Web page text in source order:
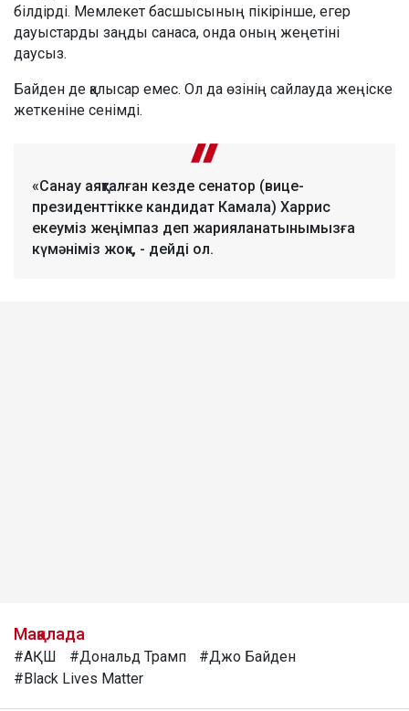
білдірді. Мемлекет басшысының пікірінше, егер
дауыстарды заңды санаса, онда оның жеңетіні
даусыз.
Байден де қалысар емес. Ол да өзінің сайлауда жеңіске
жеткеніне сенімді.
«Санау аяқталған кезде сенатор (вице-
президенттікке кандидат Камала) Харрис
екеуміз жеңімпаз деп жарияланатынымызға
күмәніміз жоқ», - дейді ол.
Мақалада
#АҚШ #Дональд Трамп
#Джо Байден
#Black Lives Matter